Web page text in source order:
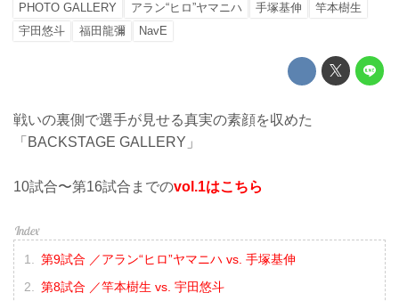
PHOTO GALLERY
アラン“ヒロ”ヤマニハ 手塚基伸
竿本樹生
宇田悠斗
福田龍彌 NavE
戦いの裏側で選手が見せる真実の素顔を収めた
「BACKSTAGE GALLERY」
10試合〜第16試合までのvol.1はこちら
第9試合 ／アラン“ヒロ”ヤマニハ vs. 手塚基伸
第8試合 ／竿本樹生 vs. 宇田悠斗